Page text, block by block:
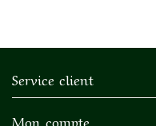
Service client
Mon compte